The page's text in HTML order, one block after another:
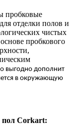
пробковые
отделки полов и
чистых
пробкового
выгодно дополнит
в окружающую
пол Corkart: